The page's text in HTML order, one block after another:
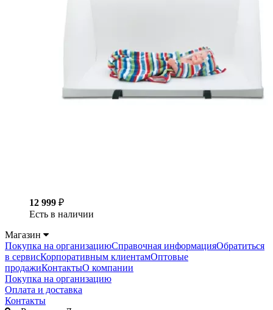
12 999 ₽
Есть в наличии
Магазин
Покупка на организациюСправочная информацияОбратиться
в сервисКорпоративным клиентамОптовые
продажиКонтактыО компании
Покупка на организацию
Оплата и доставка
Контакты